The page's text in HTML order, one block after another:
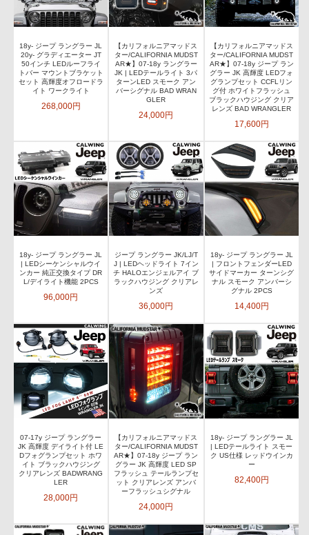
18y- ジープ ラングラー JL
20y- グラディエーター JT
50インチ LEDルーフライ
トバー マウントブラケット
セット 高輝度オフロードラ
イト ワークライト
268,000円
【カリフォルニアマッドス
ター/CALIFORNIA MUDST
AR★】07-18y ラングラー
JK | LEDテールライト 3パ
ターンLED スモーク アン
バーシグナル BAD WRAN
GLER
24,000円
【カリフォルニアマッドス
ター/CALIFORNIA MUDST
AR★】07-18y ジープ ラン
グラー JK 高輝度 LEDフォ
グランプセット CCFLリン
グ付 ホワイトフラッシュ
ブラックハウジング クリア
レンズ BAD WRANGLER
17,600円
18y- ジープ ラングラー JL
| LEDシーケンシャルウイ
ンカー 純正交換タイプ DR
L/デイライト機能 2PCS
96,000円
ジープ ラングラー JK/LJ/T
J | LEDヘッドライト 7イン
チ HALOエンジェルアイ ブ
ラックハウジング クリアレ
ンズ
36,000円
18y- ジープ ラングラー JL
| フロントフェンダーLED
サイドマーカー ターンシグ
ナル スモーク アンバーシ
グナル 2PCS
14,400円
07-17y ジープ ラングラー
JK 高輝度 デイライト付 LE
Dフォグランプセット ホワ
イト ブラックハウジング
クリアレンズ BADWRANG
LER
28,000円
【カリフォルニアマッドス
ター/CALIFORNIA MUDST
AR★】07-18y ジープ ラン
グラー JK 高輝度 LED SP
フラッシュ テールランプセ
ット クリアレンズ アンバ
ーフラッシュシグナル
24,000円
18y- ジープ ラングラー JL
| LEDテールライト スモー
ク US仕様 レッドウインカ
ー
82,400円